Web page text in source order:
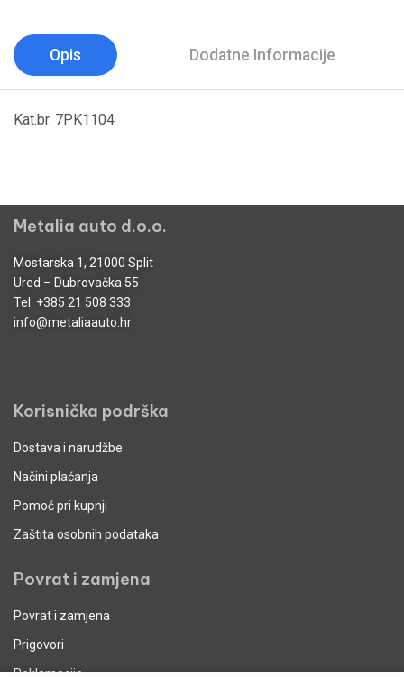
Opis Dodatne Informacije
Kat.br. 7PK1104
Metalia auto d.o.o.
Mostarska 1, 21000 Split
Ured – Dubrovačka 55
Tel: +385 21 508 333
info@metaliaauto.hr
Korisnička podrška
Dostava i narudžbe
Načini plaćanja
Pomoć pri kupnji
Zaštita osobnih podataka
Povrat i zamjena
Povrat i zamjena
Prigovori
Reklamacije